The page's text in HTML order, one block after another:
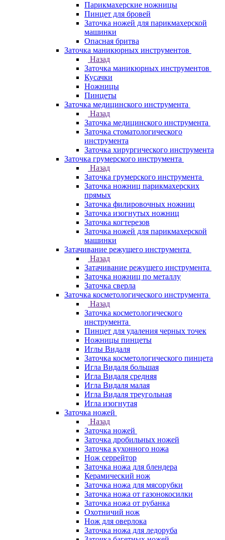
Парикмахерские ножницы
Пинцет для бровей
Заточка ножей для парикмахерской
машинки
Опасная бритва
Заточка маникюрных инструментов
Назад
Заточка маникюрных инструментов
Кусачки
Ножницы
Пинцеты
Заточка медицинского инструмента
Назад
Заточка медицинского инструмента
Заточка стоматологического
инструмента
Заточка хирургического инструмента
Заточка грумерского инструмента
Назад
Заточка грумерского инструмента
Заточка ножниц парикмахерских
прямых
Заточка филировочных ножниц
Заточка изогнутых ножниц
Заточка когтерезов
Заточка ножей для парикмахерской
машинки
Затачивание режущего инструмента
Назад
Затачивание режущего инструмента
Заточка ножниц по металлу
Заточка сверла
Заточка косметологического инструмента
Назад
Заточка косметологического
инструмента
Пинцет для удаления черных точек
Ножницы пинцеты
Иглы Видаля
Заточка косметологического пинцета
Игла Видаля большая
Игла Видаля средняя
Игла Видаля малая
Игла Видаля треугольная
Игла изогнутая
Заточка ножей
Назад
Заточка ножей
Заточка дробильных ножей
Заточка кухонного ножа
Нож серрейтор
Заточка ножа для блендера
Керамический нож
Заточка ножа для мясорубки
Заточка ножа от газонокосилки
Заточка ножа от рубанка
Охотничий нож
Нож для оверлока
Заточка ножа для ледоруба